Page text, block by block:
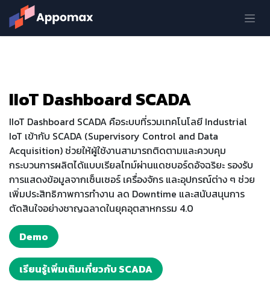
Skip to Content
IIoT Dashboard SCADA
IIoT Dashboard SCADA คือระบบที่รวมเทคโนโลยี Industrial
IoT เข้ากับ SCADA (Supervisory Control and Data
Acquisition) ช่วยให้ผู้ใช้งานสามารถติดตามและควบคุม
กระบวนการผลิตได้แบบเรียลไทม์ผ่านแดชบอร์ดอัจฉริยะ รองรับ
การแสดงข้อมูลจากเซ็นเซอร์ เครื่องจักร และอุปกรณ์ต่าง ๆ ช่วย
เพิ่มประสิทธิภาพการทำงาน ลด Downtime และสนับสนุนการ
ตัดสินใจอย่างชาญฉลาดในยุคอุตสาหกรรม 4.0
Demo
เรียนรู้เพิ่มเติมเกี่ยวกับ SCADA